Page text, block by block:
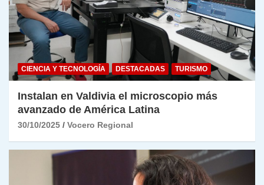
CIENCIA Y TECNOLOGÍA DESTACADAS TURISMO
Instalan en Valdivia el microscopio más
avanzado de América Latina
30/10/2025 Vocero Regional